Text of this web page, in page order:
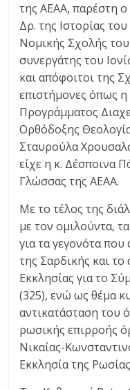
της ΑΕΑΑ, παρέστη
Δρ. της Ιστορίας
Νομικής Σχολής
συνεργάτης του
και απόφοιτοι της
επιστήμονες όπως
Προγράμματος
Ορθόδοξης
Σταυρούλα
είχε η κ. Δέσποινα
Γλώσσας της ΑΕΑΑ.
Με το τέλος της
με τον ομιλούντα,
για τα γεγονότα
της Σαρδικής και
Εκκλησίας για το
(325), ενώ ως θέμα
αντικατάσταση του
ρωσικής επιρροής
Νικαίας-
Εκκλησία της